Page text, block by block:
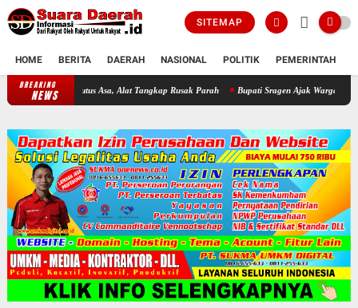
SITEMAP
HOME BERITA DAERAH NASIONAL POLITIK PEMERINTAH
BREAKING
NEWS Darurat WKO! Invasi Ikan Sapu-Sapu Bikin Nelayan Putus Asa, Alat